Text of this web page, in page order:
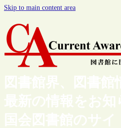
Skip to main content area
図書館界、図書館
最新の情報をお
国会図書館のサイ